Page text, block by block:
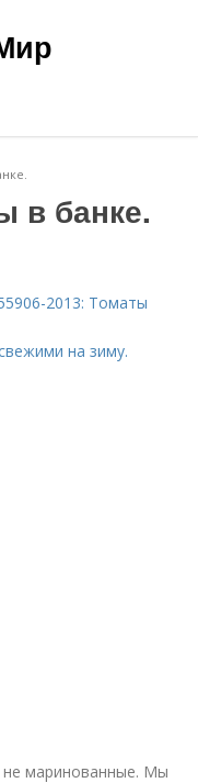
в банке.
2013: Томаты
на зиму.
маринованные. Мы